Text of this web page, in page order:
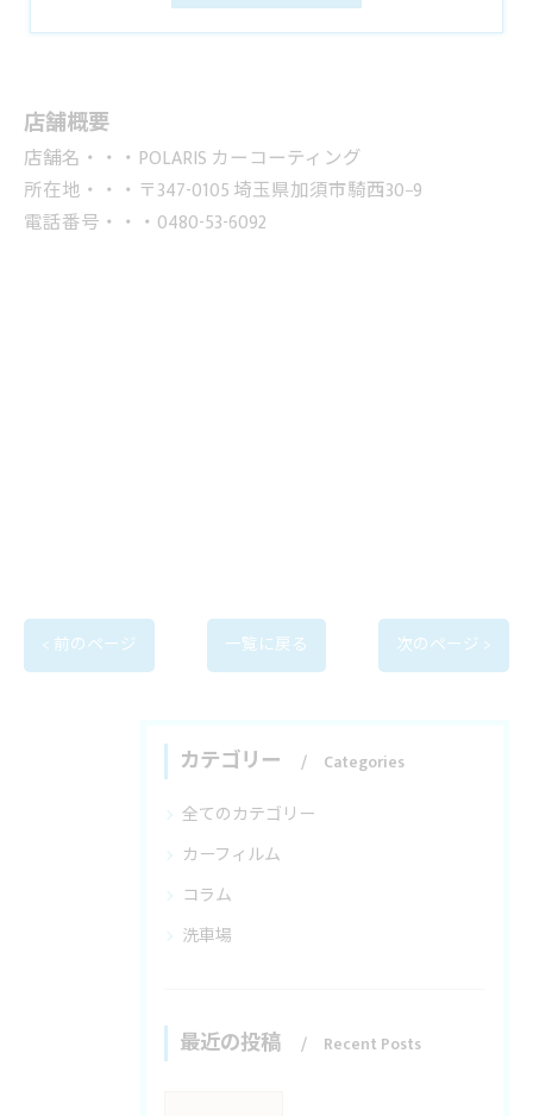
店舗概要
店舗名・・・POLARIS カーコーティング
所在地・・・〒347-0105 埼玉県加須市騎西30−9
電話番号・・・0480-53-6092
< 前のページ 一覧に戻る 次のページ >
カテゴリー Categories
全てのカテゴリー
カーフィルム
コラム
洗車場
最近の投稿 Recent Posts